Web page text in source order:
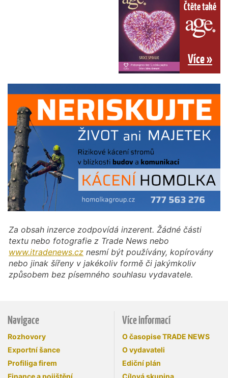
Čtěte také
Více »
Za obsah inzerce zodpovídá inzerent. Žádné části
textu nebo fotografie z Trade News nebo
www.itradenews.cz nesmí být používány, kopírovány
nebo jinak šířeny v jakékoliv formě či jakýmkoliv
způsobem bez písemného souhlasu vydavatele.
Navigace
Rozhovory
Exportní šance
Profiliga firem
Více informací
O časopise TRADE NEWS
O vydavateli
Ediční plán